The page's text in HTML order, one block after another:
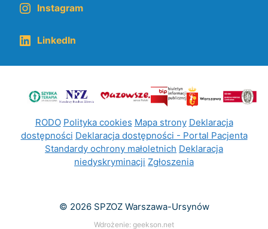
Instagram
LinkedIn
RODO Polityka cookies Mapa strony Deklaracja
dostępności Deklaracja dostępności - Portal Pacjenta
Standardy ochrony małoletnich Deklaracja
niedyskryminacji Zgłoszenia
© 2026 SPZOZ Warszawa-Ursynów
Wdrożenie: geekson.net